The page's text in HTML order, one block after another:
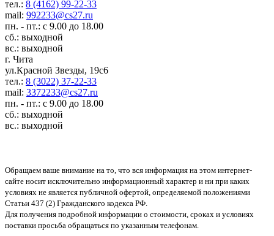
тел.: 8 (4162) 99-22-33
mail: 992233@cs27.ru
пн. - пт.: с 9.00 до 18.00
сб.: выходной
вс.: выходной
г. Чита
ул.Красной Звезды, 19с6
тел.: 8 (3022) 37-22-33
mail: 3372233@cs27.ru
пн. - пт.: с 9.00 до 18.00
сб.: выходной
вс.: выходной
Обращаем ваше внимание на то, что вся информация на этом интернет-
сайте носит исключительно информационный характер и ни при каких
условиях не является публичной офертой, определяемой положениями
Статьи 437 (2) Гражданского кодекса РФ.
Для получения подробной информации о стоимости, сроках и условиях
поставки просьба обращаться по указанным телефонам.